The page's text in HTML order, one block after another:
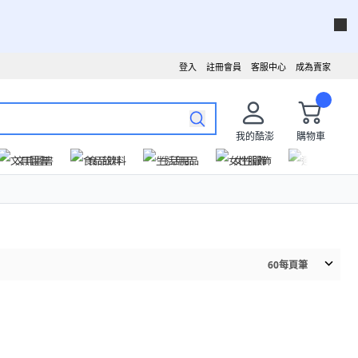
成為賣家
客服中心
註冊會員
登入
我的酷澎
購物車
文具圖書
食品飲料 生活用品 女性服飾
60每頁筆